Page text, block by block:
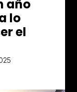
año
lo
el